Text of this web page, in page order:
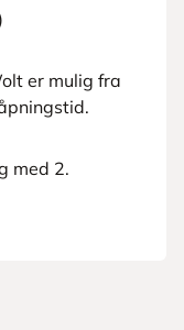
er mulig fra
med 2.